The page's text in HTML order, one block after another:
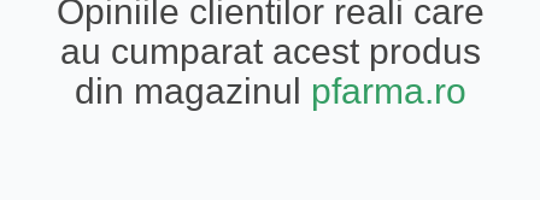
Opiniile clientilor reali care
au cumparat acest produs
din magazinul pfarma.ro